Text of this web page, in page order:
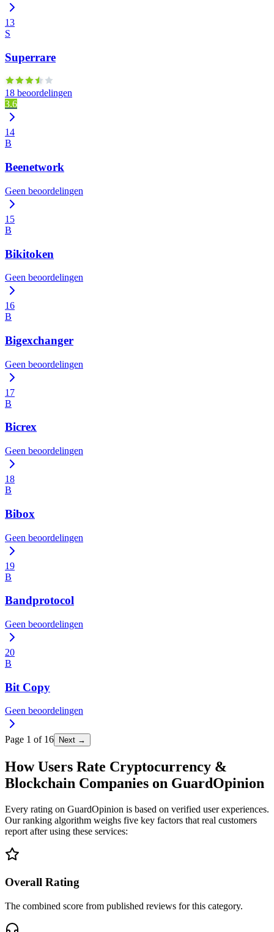
13
S
Superrare
18 beoordelingen
3.6
14
B
Beenetwork
Geen beoordelingen
15
B
Bikitoken
Geen beoordelingen
16
B
Bigexchanger
Geen beoordelingen
17
B
Bicrex
Geen beoordelingen
18
B
Bibox
Geen beoordelingen
19
B
Bandprotocol
Geen beoordelingen
20
B
Bit Copy
Geen beoordelingen
Page 1 of 16 Next →
How Users Rate Cryptocurrency &
Blockchain Companies on GuardOpinion
Every rating on GuardOpinion is based on verified user experiences.
Our ranking algorithm weighs five key factors that real customers
report after using these services:
Overall Rating
The combined score from published reviews for this category.